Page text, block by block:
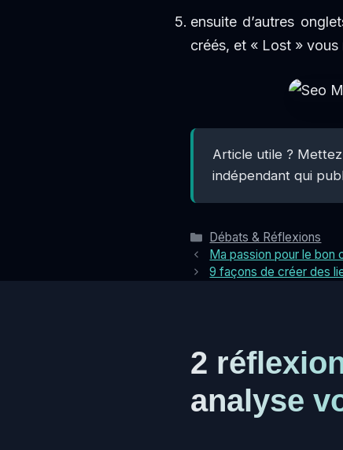
ensuite d’autres
créés, et « Lost »
Article utile ?
indépendant qui
Catégories
Débats & Réflexions
Ma passion pour le bon
9 façons de créer des
2
analyse